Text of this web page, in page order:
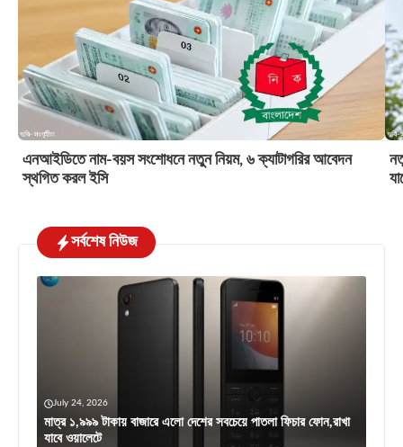
এনআইডিতে নাম-বয়স সংশোধনে নতুন নিয়ম, ৬ ক্যাটাগরির আবেদন
স্থগিত করল ইসি
সর্বশেষ নিউজ
July 24, 2026
মাত্র ১,৯৯৯ টাকায় বাজারে এলো দেশের সবচেয়ে পাতলা ফিচার ফোন,রাখা
যাবে ওয়ালেটে